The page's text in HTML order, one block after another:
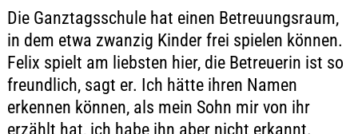
Die Ganztagsschule hat einen Betreuungsraum,
in dem etwa zwanzig Kinder frei spielen können.
Felix spielt am liebsten hier, die Betreuerin ist so
freundlich, sagt er. Ich hätte ihren Namen
erkennen können, als mein Sohn mir von ihr
erzählt hat, ich habe ihn aber nicht erkannt.